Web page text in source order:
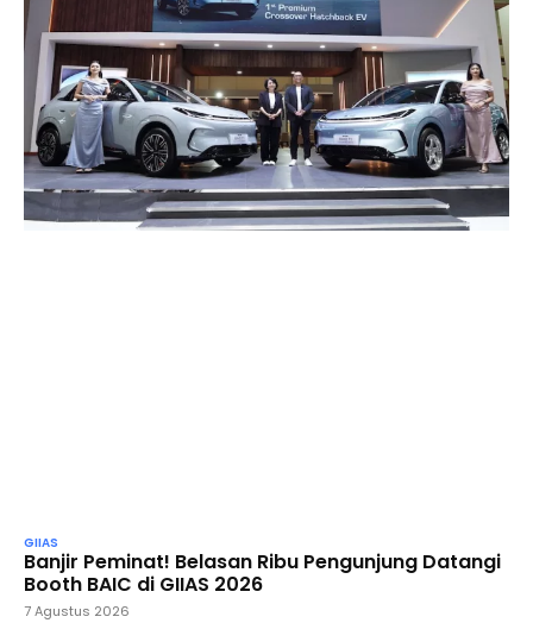
GIIAS
Banjir Peminat! Belasan Ribu Pengunjung Datangi
Booth BAIC di GIIAS 2026
7 Agustus 2026